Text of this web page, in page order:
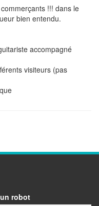
!!! dans le
bien entendu.
accompagné
visiteurs (pas
robot